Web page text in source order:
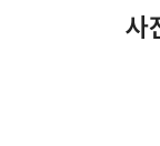
사